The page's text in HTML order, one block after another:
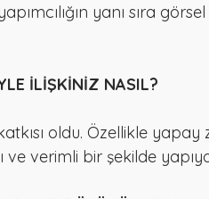
yanı sıra
İLİŞKİNİZ NASIL?
oldu. Özellikle yapay
ve verimli bir şekilde